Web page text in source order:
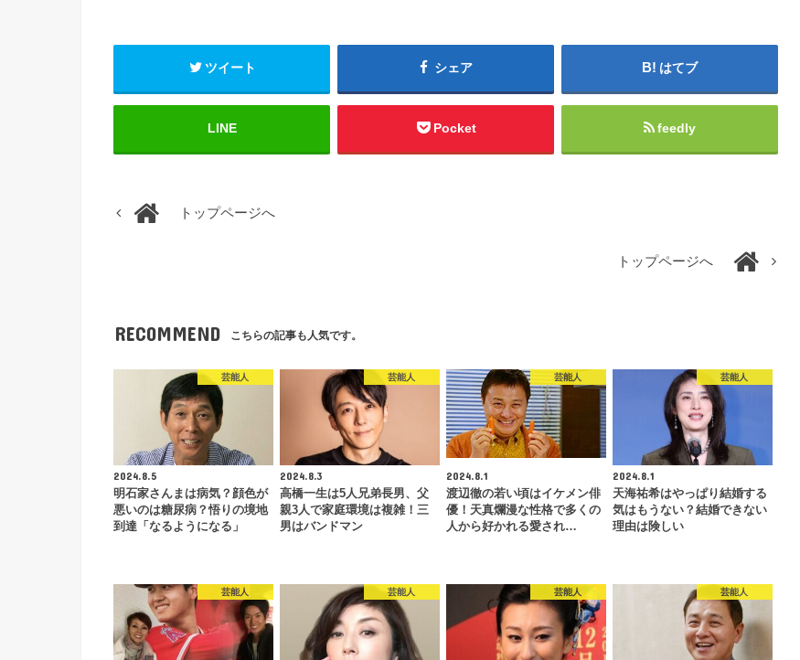
ツイート シェア はてブ
LINE Pocket feedly
トップページへ
トップページへ
RECOMMEND こちらの記事も人気です。
芸能人
2024.8.5
明石家さんまは病気？顔色が
悪いのは糖尿病？悟りの境地
到達「なるようになる」
芸能人
2024.8.3
高橋一生は5人兄弟長男、父
親3人で家庭環境は複雑！三
男はバンドマン
芸能人
2024.8.1
渡辺徹の若い頃はイケメン俳
優！天真爛漫な性格で多くの
人から好かれる愛され…
芸能人
2024.8.1
天海祐希はやっぱり結婚する
気はもうない？結婚できない
理由は険しい
芸能人 芸能人 芸能人 芸能人